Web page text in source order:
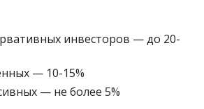
инвесторов — до 20-
— 10-15%
— не более 5%